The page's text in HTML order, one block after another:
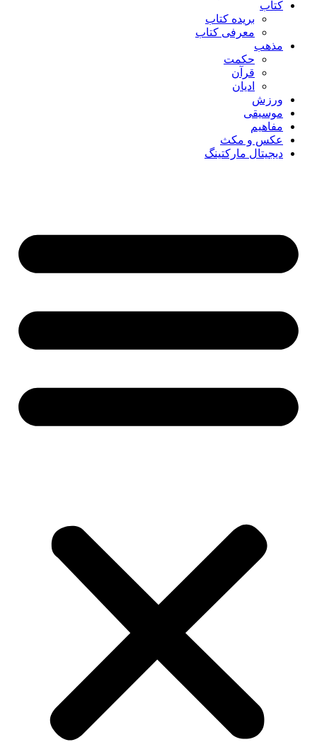
کتاب
بریده کتاب
معرفی کتاب
مذهب
حکمت
قرآن
ادیان
ورزش
موسیقی
مفاهیم
عکس و مکث
دیجیتال مارکتینگ